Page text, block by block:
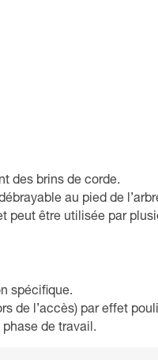
des brins de corde.
au pied de
peut être utilisée par
spécifique.
de l’accès) par effet
de travail.